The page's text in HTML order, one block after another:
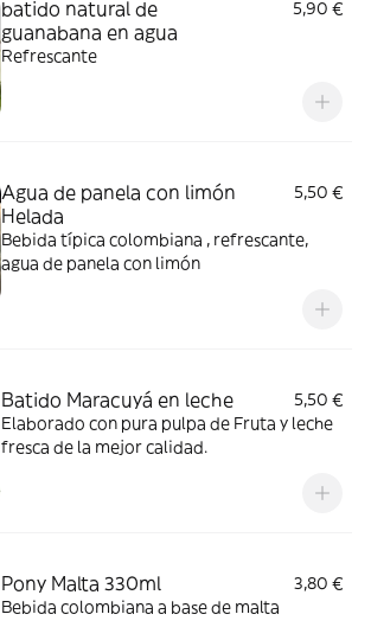
batido natural de
guanabana en agua
5,90 €
Refrescante
Agua de panela con limón
Helada
5,50 €
Bebida típica colombiana , refrescante,
agua de panela con limón
Batido Maracuyá en leche
5,50 €
Elaborado con pura pulpa de Fruta y leche
fresca de la mejor calidad.
Pony Malta 330ml
3,80 €
Bebida colombiana a base de malta